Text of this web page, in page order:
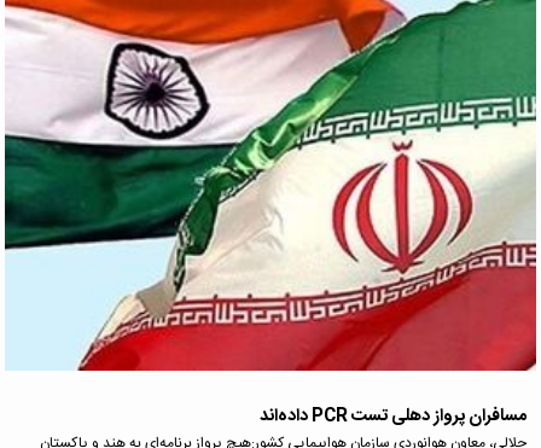
مسافران پرواز دهلی تست PCR داده‌اند